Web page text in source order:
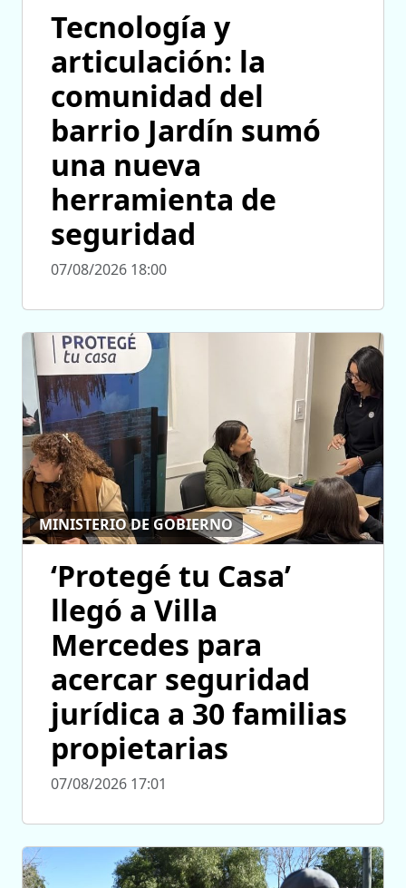
Tecnología y
articulación: la
comunidad del
barrio Jardín sumó
una nueva
herramienta de
seguridad
07/08/2026 18:00
MINISTERIO DE GOBIERNO
‘Protegé tu Casa’
llegó a Villa
Mercedes para
acercar seguridad
jurídica a 30 familias
propietarias
07/08/2026 17:01